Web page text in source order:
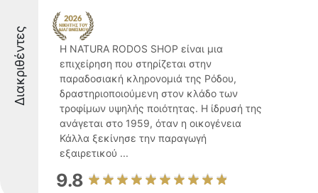
Διακριθέντες
Η NATURA RODOS SHOP είναι μια
επιχείρηση που στηρίζεται στην
παραδοσιακή κληρονομιά της Ρόδου,
δραστηριοποιούμενη στον κλάδο των
τροφίμων υψηλής ποιότητας. Η ίδρυσή της
ανάγεται στο 1959, όταν η οικογένεια
Κάλλα ξεκίνησε την παραγωγή
εξαιρετικού ...
9.8